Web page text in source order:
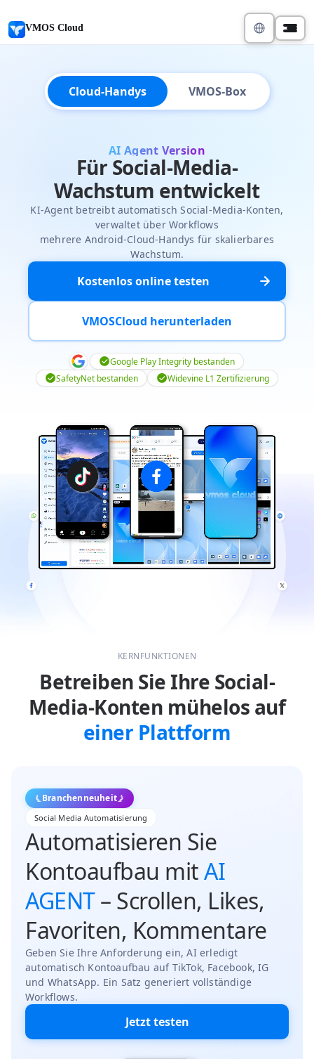
VMOS Cloud
Cloud-Handys VMOS-Box
AI Agent Version
Kostenlos online testen
VMOSCloud herunterladen
Für Social-Media-
Wachstum entwickelt
KI-Agent betreibt automatisch Social-Media-Konten,
verwaltet über Workflows
mehrere Android-Cloud-Handys für skalierbares
Wachstum.
Google Play Integrity bestanden
SafetyNet bestanden
Widevine L1 Zertifizierung
KERNFUNKTIONEN
Betreiben Sie Ihre Social-
Media-Konten mühelos auf
einer Plattform
Branchenneuheit
Social Media Automatisierung
Automatisieren Sie
Kontoaufbau mitAI
AGENT– Scrollen, Likes,
Favoriten, Kommentare
Geben Sie Ihre Anforderung ein, AI erledigt
automatisch Kontoaufbau auf TikTok, Facebook, IG
und WhatsApp. Ein Satz generiert vollständige
Workflows.
Jetzt testen